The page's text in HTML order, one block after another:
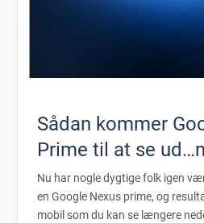
Sådan kommer
Prime til at se
Nu har nogle dygtige folk igen
en Google Nexus prime, og
mobil som du kan se længere